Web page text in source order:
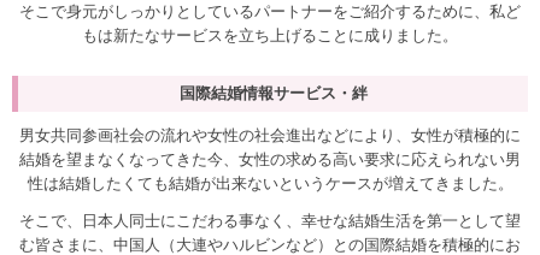
そこで身元がしっかりとしているパートナーをご紹介するために、私ど
もは新たなサービスを立ち上げることに成りました。
国際結婚情報サービス・絆
男女共同参画社会の流れや女性の社会進出などにより、女性が積極的に
結婚を望まなくなってきた今、女性の求める高い要求に応えられない男
性は結婚したくても結婚が出来ないというケースが増えてきました。
そこで、日本人同士にこだわる事なく、幸せな結婚生活を第一として望
む皆さまに、中国人（大連やハルビンなど）との国際結婚を積極的にお